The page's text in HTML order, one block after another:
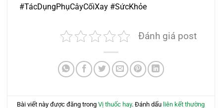
#TácDụngPhụCâyCốiXay #SứcKhỏe
Đánh giá post
Bài viết này được đăng trongVị thuốc hay. Đánh dấu liên kết thường